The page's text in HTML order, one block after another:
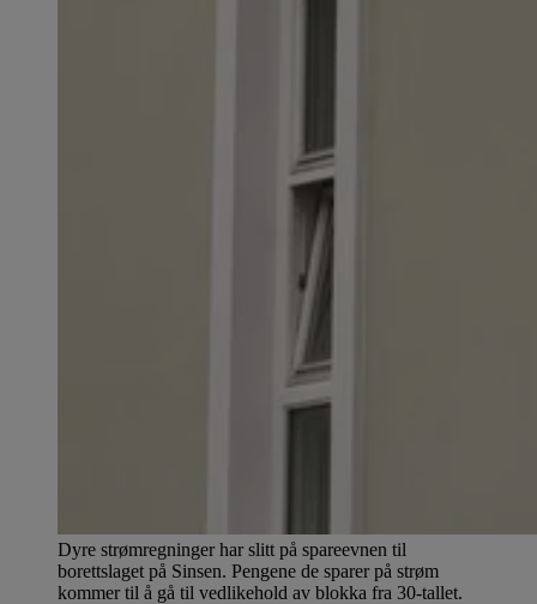
Dyre strømregninger har slitt på spareevnen til
borettslaget på Sinsen. Pengene de sparer på strøm
kommer til å gå til vedlikehold av blokka fra 30-tallet.